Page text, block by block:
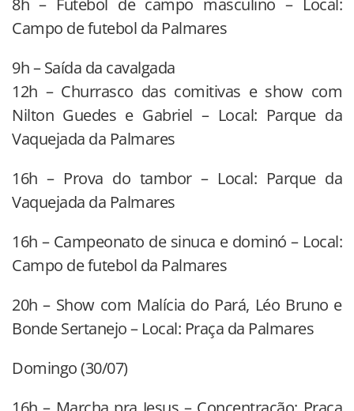
Campo de futebol da Palmares
9h – Saída da cavalgada
12h – Churrasco das comitivas e show com
Nilton Guedes e Gabriel – Local: Parque da
Vaquejada da Palmares
16h – Prova do tambor – Local: Parque da
Vaquejada da Palmares
16h – Campeonato de sinuca e dominó – Local:
Campo de futebol da Palmares
20h – Show com Malícia do Pará, Léo Bruno e
Bonde Sertanejo – Local: Praça da Palmares
Domingo (30/07)